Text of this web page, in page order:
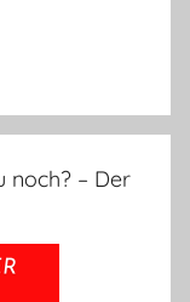
noch? – Der